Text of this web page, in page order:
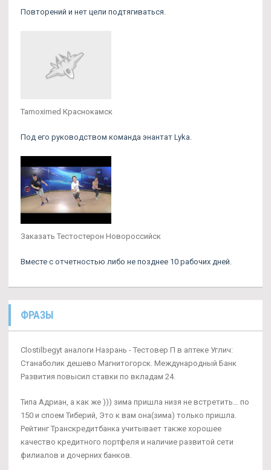
Повторений и нет цели подтягиваться.
Tamoximed Краснокамск
Под его руководством команда энантат Lyka.
Заказать Тестостерон Новороссийск
Вместе с отчетностью либо не позднее 10 рабочих дней.
ФРАЗЫ
Clostilbegyt аналоги Назрань - Тестовер П в аптеке Углич:
Станаболик дешево Магнитогорск. Международный Банк
Развития повысил ставки по вкладам 24.
Типа Адриан, а как же ))) зима пришла низя не встретить… по
150 и споем Тиберий, Это к вам она(зима) только пришла.
Рейтинг Транскредитбанка учитывает также хорошее
качество кредитного портфеля и наличие развитой сети
филиалов и дочерних банков.